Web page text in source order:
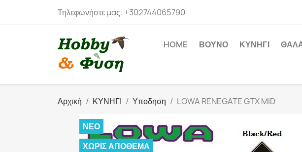
Τηλεφωνήστε μας: +302744065790
HOME ΒΟΥΝΟ ΚΥΝΗΓΙ
Αρχική ΚΥΝΗΓΙ Υποδηση LOWA RENEGATE GTX MID
ΝΈΟ
ΧΩΡΊΣ ΑΠΌΘΕΜΑ